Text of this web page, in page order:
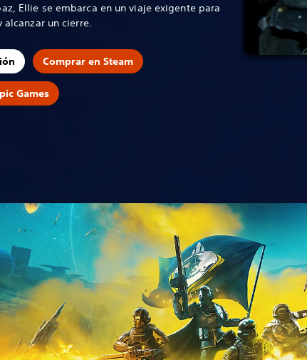
Ellie se embarca en un viaje exigente para
un cierre.
Comprar en Steam
Games